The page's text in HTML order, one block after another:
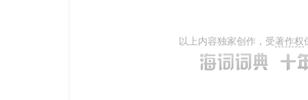
以上内容独家创作，受著作权